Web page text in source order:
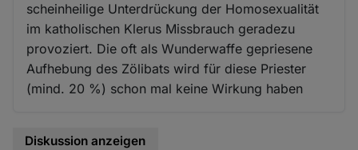
scheinheilige Unterdrückung der Homosexualität
im katholischen Klerus Missbrauch geradezu
provoziert. Die oft als Wunderwaffe gepriesene
Aufhebung des Zölibats wird für diese Priester
(mind. 20 %) schon mal keine Wirkung haben
Diskussion anzeigen